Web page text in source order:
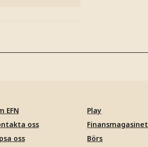
EFN
oss
oss
Play
Finansmagasinet
Börs